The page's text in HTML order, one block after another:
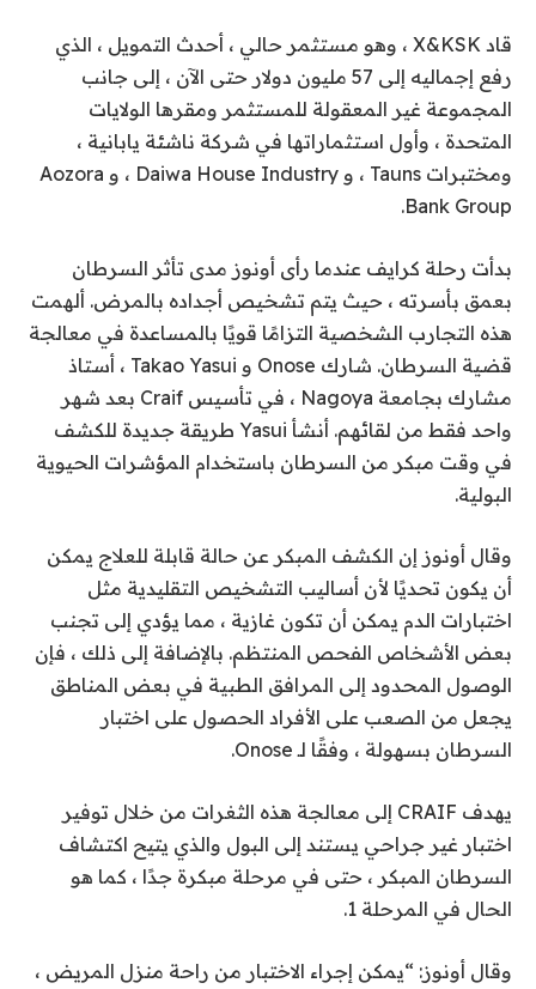
قاد X&KSK ، وهو مستثمر حالي ، أحدث التمويل ، الذي
رفع إجماليه إلى 57 مليون دولار حتى الآن ، إلى جانب
المجموعة غير المعقولة للمستثمر ومقرها الولايات
المتحدة ، وأول استثماراتها في شركة ناشئة يابانية ،
ومختبرات Tauns ، و Daiwa House Industry ، و Aozora
Bank Group.
بدأت رحلة كرايف عندما رأى أونوز مدى تأثر السرطان
بعمق بأسرته ، حيث يتم تشخيص أجداده بالمرض. ألهمت
هذه التجارب الشخصية التزامًا قويًا بالمساعدة في معالجة
قضية السرطان. شارك Onose و Takao Yasui ، أستاذ
مشارك بجامعة Nagoya ، في تأسيس Craif بعد شهر
واحد فقط من لقائهم. أنشأ Yasui طريقة جديدة للكشف
في وقت مبكر من السرطان باستخدام المؤشرات الحيوية
البولية.
وقال أونوز إن الكشف المبكر عن حالة قابلة للعلاج يمكن
أن يكون تحديًا لأن أساليب التشخيص التقليدية مثل
اختبارات الدم يمكن أن تكون غازية ، مما يؤدي إلى تجنب
بعض الأشخاص الفحص المنتظم. بالإضافة إلى ذلك ، فإن
الوصول المحدود إلى المرافق الطبية في بعض المناطق
يجعل من الصعب على الأفراد الحصول على اختبار
السرطان بسهولة ، وفقًا لـ Onose.
يهدف CRAIF إلى معالجة هذه الثغرات من خلال توفير
اختبار غير جراحي يستند إلى البول والذي يتيح اكتشاف
السرطان المبكر ، حتى في مرحلة مبكرة جدًا ، كما هو
الحال في المرحلة 1.
وقال أونوز: “يمكن إجراء الاختبار من راحة منزل المريض ،